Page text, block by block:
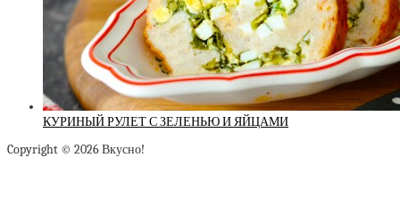
КУРИНЫЙ РУЛЕТ С ЗЕЛЕНЬЮ И ЯЙЦАМИ
Copyright © 2026 Вкусно!